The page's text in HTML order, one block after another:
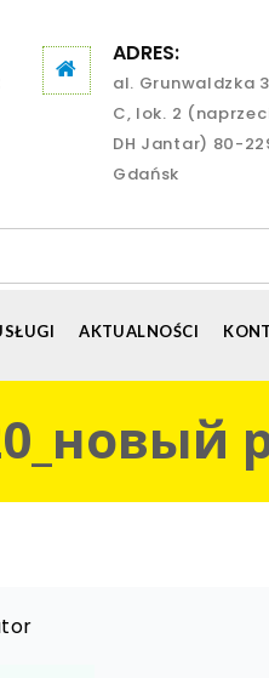
ADRES:
al. Grunwaldzka
C, lok. 2
DH Jantar) 80-
Gdańsk
AKTUALNOŚCI